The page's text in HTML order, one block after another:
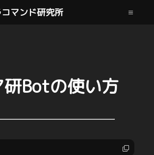
マンド研究所
研Botの使い方